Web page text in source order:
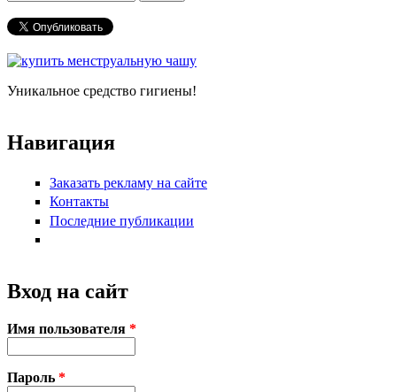
Форма поиска
Уникальное средство гигиены!
Навигация
Заказать рекламу на сайте
Контакты
Последние публикации
Вход на сайт
Имя пользователя *
Пароль *